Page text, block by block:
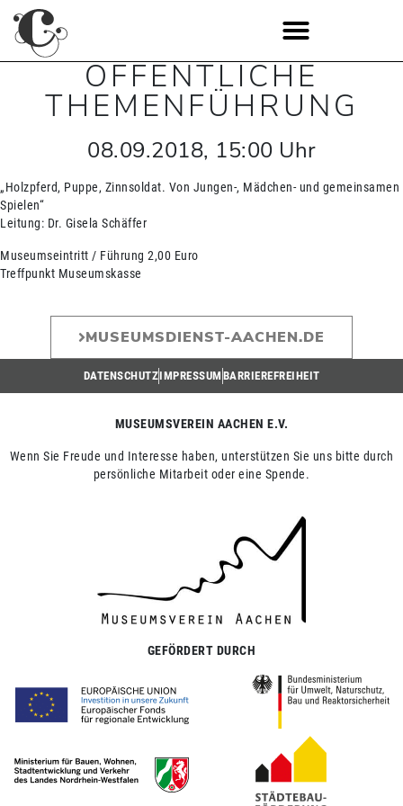
ÖFFENTLICHE
THEMENFÜHRUNG
08.09.2018, 15:00 Uhr
„Holzpferd, Puppe, Zinnsoldat. Von Jungen-, Mädchen- und gemeinsamen
Spielen“
Leitung: Dr. Gisela Schäffer
Museumseintritt / Führung 2,00 Euro
Treffpunkt Museumskasse
MUSEUMSDIENST-AACHEN.DE
DATENSCHUTZIMPRESSUM BARRIEREFREIHEIT
MUSEUMSVEREIN AACHEN E.V.
Wenn Sie Freude und Interesse haben, unterstützen Sie uns bitte durch
persönliche Mitarbeit oder eine Spende.
GEFÖRDERT DURCH